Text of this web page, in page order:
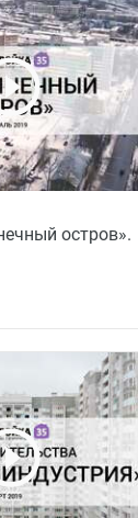
остров».